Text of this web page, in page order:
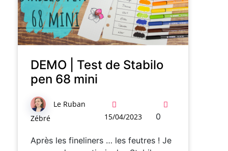
DEMO | Test de Stabilo
pen 68 mini
Le Ruban
Zébré
15/04/2023 0
Après les fineliners … les feutres ! Je